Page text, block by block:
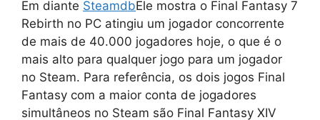
Em diante SteamdbEle mostra o Final Fantasy 7
Rebirth no PC atingiu um jogador concorrente
de mais de 40.000 jogadores hoje, o que é o
mais alto para qualquer jogo para um jogador
no Steam. Para referência, os dois jogos Final
Fantasy com a maior conta de jogadores
simultâneos no Steam são Final Fantasy XIV